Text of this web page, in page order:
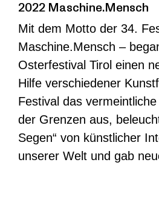
2022 Maschine.Mensch
Mit dem Motto der 34.
Maschine.Mensch –
Osterfestival Tirol einen
Hilfe verschiedener
Festival das
der Grenzen aus,
Segen“ von künstlicher
unserer Welt und gab